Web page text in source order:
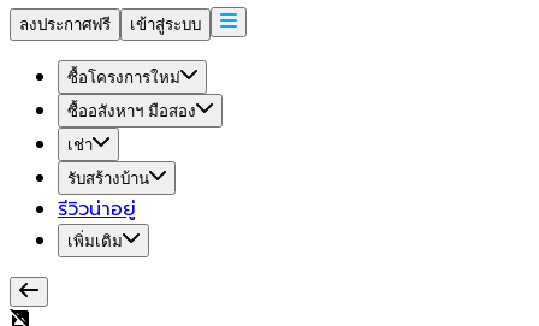
ลงประกาศฟรี เข้าสู่ระบบ
ซื้อโครงการใหม่
ซื้ออสังหาฯ มือสอง
เช่า
รับสร้างบ้าน
รีวิวน่าอยู่
เพิ่มเติม